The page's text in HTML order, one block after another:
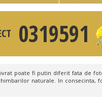
0319591
poate fi putin diferit fata de
naturale. In consecinta,